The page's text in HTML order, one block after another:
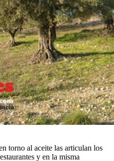
torno al aceite las articulan los
y en la misma